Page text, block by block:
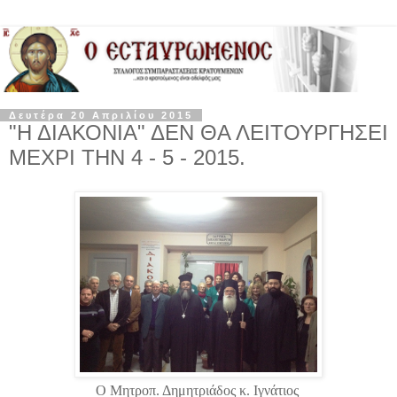
Δευτέρα 20 Απριλίου 2015
"Η ΔΙΑΚΟΝΙΑ" ΔΕΝ ΘΑ ΛΕΙΤΟΥΡΓΗΣΕΙ
ΜΕΧΡΙ ΤΗΝ 4 - 5 - 2015.
Ο Μητροπ. Δημητριάδος κ. Ιγνάτιος